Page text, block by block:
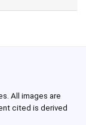
All images are
cited is derived